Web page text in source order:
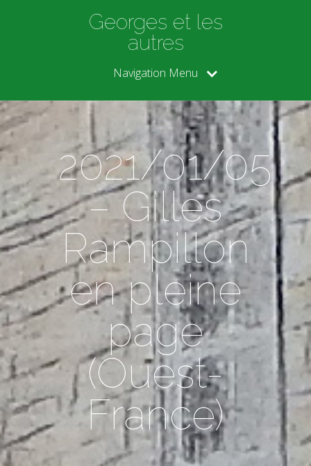
Georges et les
autres
Navigation Menu
2021/01/05
– Gilles
Rampillon
en pleine
page
(Ouest-
France)